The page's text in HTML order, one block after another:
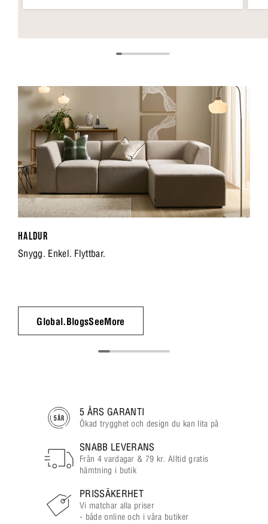
HALDUR
Snygg. Enkel. Flyttbar.
Global.BlogsSeeMore
5 ÅRS GARANTI
Ökad trygghet och design du kan lita på
SNABB LEVERANS
Från 4 vardagar & 79 kr. Alltid gratis
hämtning i butik
PRISSÄKERHET
Vi matchar alla priser
- både online och i våra butiker